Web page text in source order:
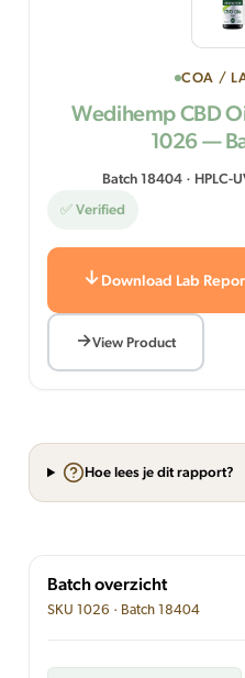
COA /
Wedihemp CBD
1026 —
Batch 18404 · HPLC-
✅ Verified
Download Lab
View Product
Hoe lees je dit rapport?
Batch overzicht
SKU 1026 · Batch 18404